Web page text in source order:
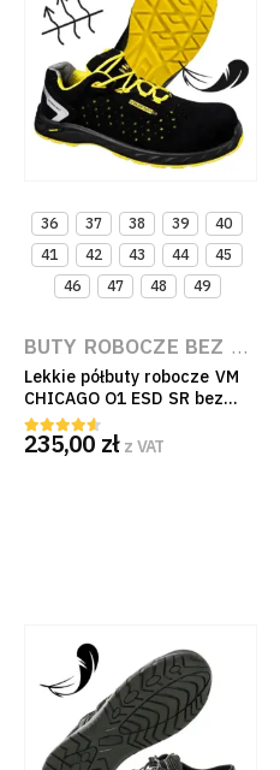
36 37 38 39
40
41
42 43 44
45
46
47 48 49
BUTY ROBOCZE BEZ PODNOSKA (OBUWIE ZAWODOWE)
Lekkie półbuty robocze VM
CHICAGO O1 ESD SR bez
podnoska. Czarne,
przewiewne obuwie
zawodowe z mikrofibry
4.50out of 5
235,00 zł z VAT